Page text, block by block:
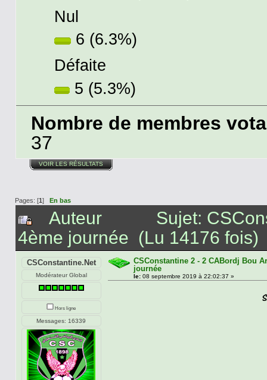
Nul
6 (6.3%)
Défaite
5 (5.3%)
Nombre de membres
37
VOIR LES RÉSULTATS
Pages: [1] En bas
Auteur
Sujet:
4ème journée (Lu 14176 fois)
CSConstantine.Net
Modérateur Global
Hors ligne
Messages: 16339
CSConstantine 2 - 2 CABordj Bou
journée
le: 08 septembre 2019 à 22:02:37 »